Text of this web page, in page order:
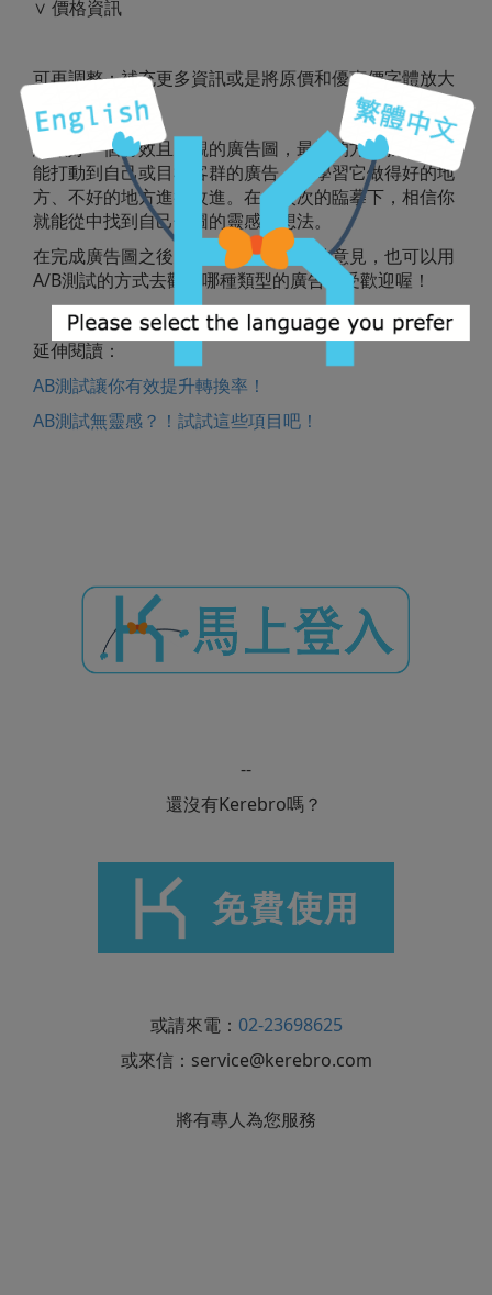
∨ 價格資訊
可再調整：補充更多資訊或是將原價和優惠價字體放大
想做好一個有效且美觀的廣告圖，最快的方式就是找到
能打動到自己或目標客群的廣告，並學習它做得好的地
方、不好的地方進行改進。在一次次的臨摹下，相信你
就能從中找到自己做圖的靈感和想法。
在完成廣告圖之後，除了多徵詢各方的意見，也可以用
A/B測試的方式去觀察哪種類型的廣告最受歡迎喔！
延伸閱讀：
AB測試讓你有效提升轉換率！
AB測試無靈感？！試試這些項目吧！
--
還沒有Kerebro嗎？
或請來電： 02-23698625
或來信： service@kerebro.com
將有專人為您服務